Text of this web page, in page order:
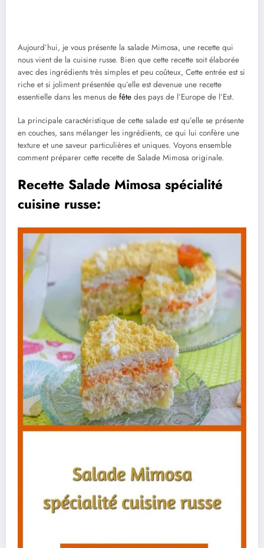
Aujourd’hui, je vous présente la salade Mimosa, une recette qui
nous vient de la cuisine russe. Bien que cette recette soit élaborée
avec des ingrédients très simples et peu coûteux, Cette entrée est si
riche et si joliment présentée qu’elle est devenue une recette
essentielle dans les menus de fête des pays de l’Europe de l’Est.
La principale caractéristique de cette salade est qu’elle se présente
en couches, sans mélanger les ingrédients, ce qui lui confère une
texture et une saveur particulières et uniques. Voyons ensemble
comment préparer cette recette de Salade Mimosa originale.
Recette Salade Mimosa spécialité
cuisine russe: